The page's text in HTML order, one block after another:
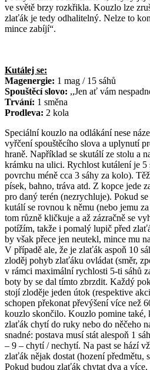
ve světě brzy rozkřikla. Kouzlo lze
zlaťák je tedy odhalitelný. Nelze to
mince zabíjí“.
Kutálej se:
Magenergie: 1 mag / 15 sáhů
Spouštěcí slovo: ,,Jen ať vám
Trvání: 1 směna
Prodleva: 2 kola
Speciální kouzlo na odlákání nese
vyřčení spouštěcího slova a uplynutí
hraně. Například se skutálí ze stolu a
krámku na ulici. Rychlost kutálení je 5
povrchu méně cca 3 sáhy za kolo).
písek, bahno, tráva atd. Z kopce jede
pro daný terén (nezrychluje). Pokud
kutálí se rovnou k němu (nebo jemu
tom různě kličkuje a až zázračně se
potížím, takže i pomalý lupič před
by však přece jen neutekl, mince mu
V případě ale, že je zlaťák aspoň 10
zloděj pohyb zlaťáku ovládat (směr,
v rámci maximální rychlosti 5-ti sáhů
boty by se dal tímto zbrzdit. Každý
stojí zloděje jeden útok (respektive
schopen překonat převýšení více než
kouzlo skončilo. Kouzlo pomine také,
zlaťák chytí do ruky nebo do něčeho
snadné: postava musí stát alespoň 1
– 9 – chytí / nechytí. Na past se hází
zlaťák nějak dostat (hození
Pokud budou zlaťák chytat dva a